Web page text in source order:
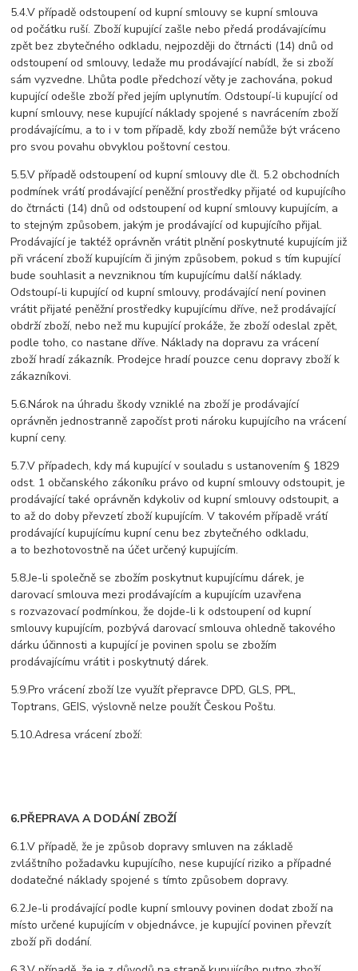
5.4.V případě odstoupení od kupní smlouvy se kupní smlouva
od počátku ruší. Zboží kupující zašle nebo předá prodávajícímu
zpět bez zbytečného odkladu, nejpozději do čtrnácti (14) dnů od
odstoupení od smlouvy, ledaže mu prodávající nabídl, že si zboží
sám vyzvedne. Lhůta podle předchozí věty je zachována, pokud
kupující odešle zboží před jejím uplynutím. Odstoupí-li kupující od
kupní smlouvy, nese kupující náklady spojené s navrácením zboží
prodávajícímu, a to i v tom případě, kdy zboží nemůže být vráceno
pro svou povahu obvyklou poštovní cestou.
5.5.V případě odstoupení od kupní smlouvy dle čl. 5.2 obchodních
podmínek vrátí prodávající peněžní prostředky přijaté od kupujícího
do čtrnácti (14) dnů od odstoupení od kupní smlouvy kupujícím, a
to stejným způsobem, jakým je prodávající od kupujícího přijal.
Prodávající je taktéž oprávněn vrátit plnění poskytnuté kupujícím již
při vrácení zboží kupujícím či jiným způsobem, pokud s tím kupující
bude souhlasit a nevzniknou tím kupujícímu další náklady.
Odstoupí-li kupující od kupní smlouvy, prodávající není povinen
vrátit přijaté peněžní prostředky kupujícímu dříve, než prodávající
obdrží zboží, nebo než mu kupující prokáže, že zboží odeslal zpět,
podle toho, co nastane dříve. Náklady na dopravu za vrácení
zboží hradí zákazník. Prodejce hradí pouzce cenu dopravy zboží k
zákazníkovi.
5.6.Nárok na úhradu škody vzniklé na zboží je prodávající
oprávněn jednostranně započíst proti nároku kupujícího na vrácení
kupní ceny.
5.7.V případech, kdy má kupující v souladu s ustanovením § 1829
odst. 1 občanského zákoníku právo od kupní smlouvy odstoupit, je
prodávající také oprávněn kdykoliv od kupní smlouvy odstoupit, a
to až do doby převzetí zboží kupujícím. V takovém případě vrátí
prodávající kupujícímu kupní cenu bez zbytečného odkladu,
a to bezhotovostně na účet určený kupujícím.
5.8.Je-li společně se zbožím poskytnut kupujícímu dárek, je
darovací smlouva mezi prodávajícím a kupujícím uzavřena
s rozvazovací podmínkou, že dojde-li k odstoupení od kupní
smlouvy kupujícím, pozbývá darovací smlouva ohledně takového
dárku účinnosti a kupující je povinen spolu se zbožím
prodávajícímu vrátit i poskytnutý dárek.
5.9.Pro vrácení zboží lze využít přepravce DPD, GLS, PPL,
Toptrans, GEIS, výslovně nelze použít Českou Poštu.
5.10.Adresa vrácení zboží:
6.PŘEPRAVA A DODÁNÍ ZBOŽÍ
6.1.V případě, že je způsob dopravy smluven na základě
zvláštního požadavku kupujícího, nese kupující riziko a případné
dodatečné náklady spojené s tímto způsobem dopravy.
6.2.Je-li prodávající podle kupní smlouvy povinen dodat zboží na
místo určené kupujícím v objednávce, je kupující povinen převzít
zboží při dodání.